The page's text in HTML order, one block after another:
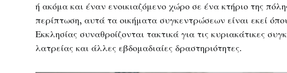
ή ακόμα και έναν ενοικιαζόμενο χώρο σε ένα κτήριο της
περίπτωση, αυτά τα οικήματα συγκεντρώσεων είναι εκεί
Εκκλησίας συναθροίζονται τακτικά για τις κυριακάτικες
λατρείας και άλλες εβδομαδιαίες δραστηριότητες.